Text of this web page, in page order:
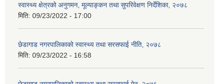
स्वास्थ्य क्षेत्रको अनुगमन, मूल्याङ्कन तथा सुपरिवेक्षण निर्देशिका, २०७८
मिति: 09/23/2022 - 17:00
छेडागाड नगरपालिकाको स्वास्थ्य तथा सरसफाई नीति, २०७८
मिति: 09/23/2022 - 16:58